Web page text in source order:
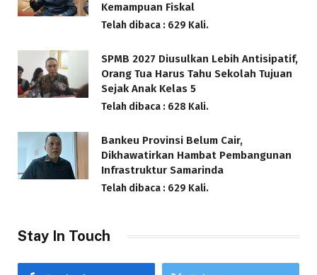
Kemampuan Fiskal
Telah dibaca : 629 Kali.
SPMB 2027 Diusulkan Lebih Antisipatif,
Orang Tua Harus Tahu Sekolah Tujuan
Sejak Anak Kelas 5
Telah dibaca : 628 Kali.
Bankeu Provinsi Belum Cair,
Dikhawatirkan Hambat Pembangunan
Infrastruktur Samarinda
Telah dibaca : 629 Kali.
Stay In Touch